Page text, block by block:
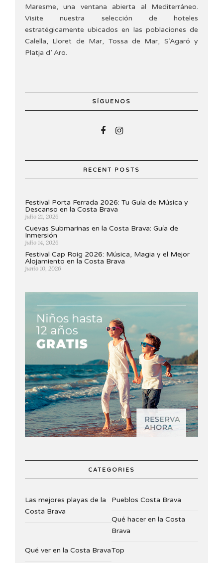
Maresme, una ventana abierta al Mediterráneo.
Visite nuestra selección de hoteles
estratégicamente ubicados en las poblaciones de
Calella, Lloret de Mar, Tossa de Mar, S’Agaró y
Platja d’ Aro.
SÍGUENOS
RECENT POSTS
Festival Porta Ferrada 2026: Tu Guía de Música y
Descanso en la Costa Brava
julio 21, 2026
Cuevas Submarinas en la Costa Brava: Guía de
Inmersión
julio 14, 2026
Festival Cap Roig 2026: Música, Magia y el Mejor
Alojamiento en la Costa Brava
junio 10, 2026
CATEGORIES
Las mejores playas de la
Costa Brava
Pueblos Costa Brava
Qué hacer en la Costa
Brava
Qué ver en la Costa BravaTop